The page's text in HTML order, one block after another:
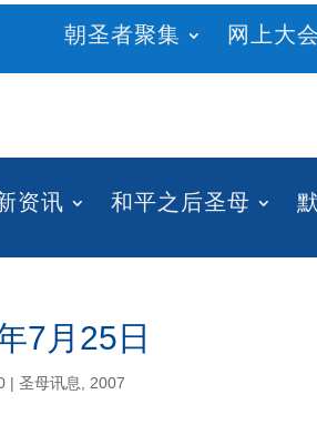
朝圣者聚集 网上大会
资讯 和平之后圣母
7月25日
|圣母讯息 2007